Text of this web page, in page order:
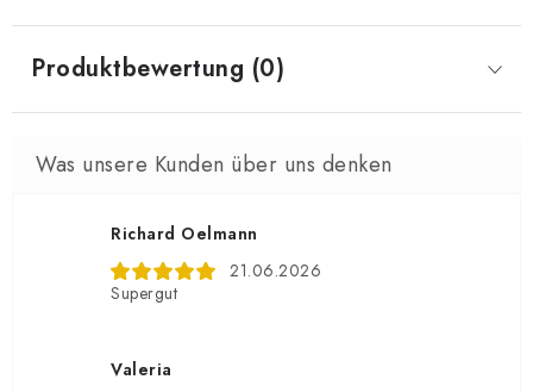
Produktbewertung (0)
Richard Oelmann
21.06.2026
Supergut
Valeria